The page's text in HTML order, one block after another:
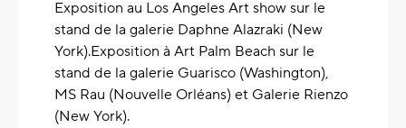
Exposition au Los Angeles Art show sur le
stand de la galerie Daphne Alazraki (New
York).Exposition à Art Palm Beach sur le
stand de la galerie Guarisco (Washington),
MS Rau (Nouvelle Orléans) et Galerie Rienzo
(New York).